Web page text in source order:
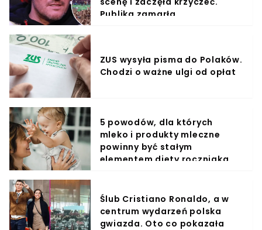
Publika zamarła
ZUS wysyła pisma do Polaków.
Chodzi o ważne ulgi od opłat
5 powodów, dla których
mleko i produkty mleczne
powinny być stałym
elementem diety roczniaka
Ślub Cristiano Ronaldo, a w
centrum wydarzeń polska
gwiazda. Oto co pokazała